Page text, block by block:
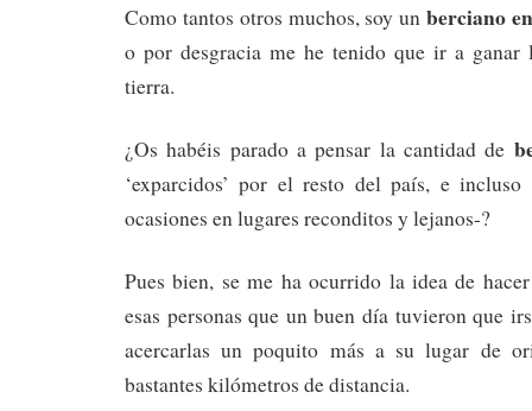
Como tantos otros muchos, soy unberciano
o por desgracia me he tenido que ir a ganar
tierra.
¿Os habéis parado a pensar la cantidad de
‘exparcidos’ por el resto del país, e
ocasiones en lugares reconditos y lejanos-?
Pues bien, se me ha ocurrido la idea de
esas personas que un buen día tuvieron que
acercarlas un poquito más a su lugar de
bastantes kilómetros de distancia.